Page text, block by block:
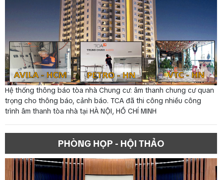
Hệ thống thông báo tòa nhà Chung cư: âm thanh chung cư quan
trọng cho thông báo, cảnh báo. TCA đã thi công nhiều công
trình âm thanh tòa nhà tại HÀ NỘI, HỒ CHÍ MINH
PHÒNG HỌP - HỘI THẢO